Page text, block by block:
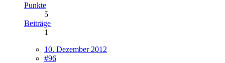
Punkte
5
Beiträge
1
10. Dezember 2012
#96